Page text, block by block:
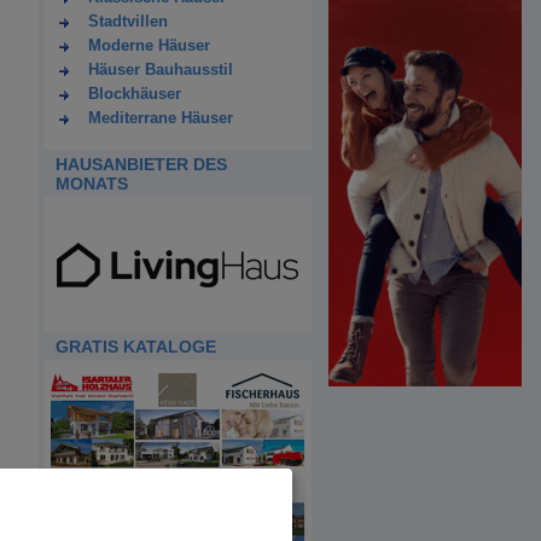
Stadtvillen
Moderne Häuser
Häuser Bauhausstil
Blockhäuser
Mediterrane Häuser
HAUSANBIETER DES
MONATS
GRATIS KATALOGE